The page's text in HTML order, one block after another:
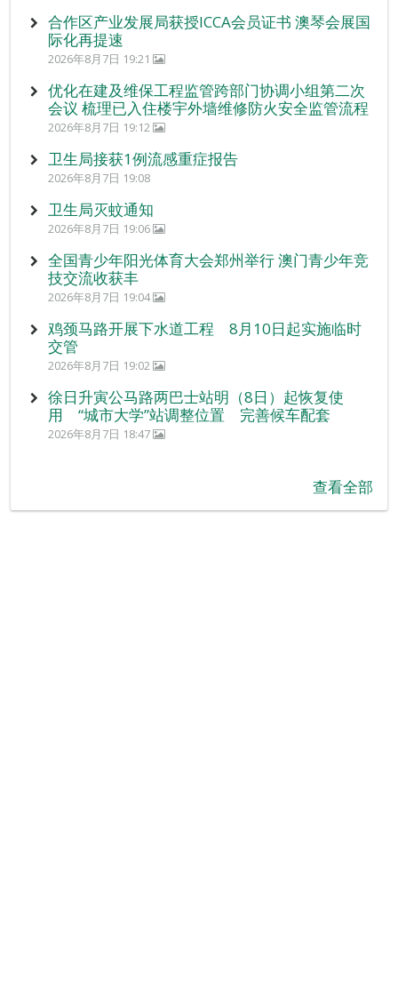
合作区产业发展局获授ICCA会员证书 澳琴会展国
际化再提速
2026年8月7日 19:21
优化在建及维保工程监管跨部门协调小组第二次
会议 梳理已入住楼宇外墙维修防火安全监管流程
2026年8月7日 19:12
卫生局接获1例流感重症报告
2026年8月7日 19:08
卫生局灭蚊通知
2026年8月7日 19:06
全国青少年阳光体育大会郑州举行 澳门青少年竞
技交流收获丰
2026年8月7日 19:04
鸡颈马路开展下水道工程 8月10日起实施临时
交管
2026年8月7日 19:02
徐日升寅公马路两巴士站明（8日）起恢复使
用 “城市大学”站调整位置 完善候车配套
2026年8月7日 18:47
查看全部